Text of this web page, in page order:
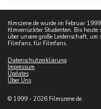
filmszene.de wurde im Februar
filmverrückter Studenten. Bis
über unsere große Leidenschaft,
Filmfans, für Filmfans.
Datenschutzerklärung
Impressum
Updates
Über Uns
© 1999 - 2026 Filmszene.de